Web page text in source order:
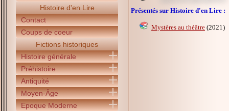
Histoire d'en Lire
Contact
Coups de coeur
Fictions historiques
Histoire générale
Préhistoire
Antiquité
Moyen-Âge
Epoque Moderne
Présentés sur Histoire d'en Lire :
Mystères au théâtre (2021)